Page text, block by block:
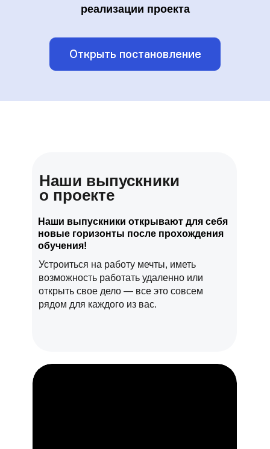
реализации проекта
Открыть постановление
Наши выпускники открывают для себя
новые горизонты после прохождения
обучения!
Устроиться на работу мечты, иметь
возможность работать удаленно или
открыть свое дело — все это совсем
рядом для каждого из вас.
Наши выпускники
о проекте